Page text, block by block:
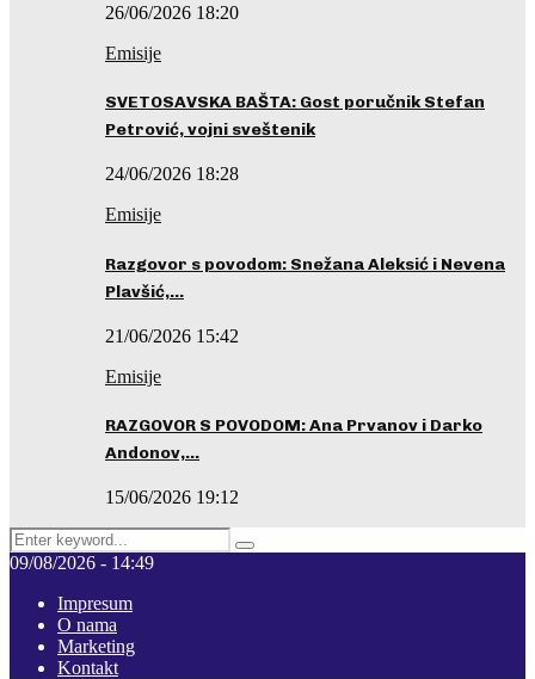
26/06/2026 18:20
Emisije
SVETOSAVSKA BAŠTA: Gost poručnik Stefan
Petrović, vojni sveštenik
24/06/2026 18:28
Emisije
Razgovor s povodom: Snežana Aleksić i Nevena
Plavšić,…
21/06/2026 15:42
Emisije
RAZGOVOR S POVODOM: Ana Prvanov i Darko
Andonov,…
15/06/2026 19:12
Search
for:
Pretraga
09/08/2026 - 14:49
Impresum
O nama
Marketing
Kontakt